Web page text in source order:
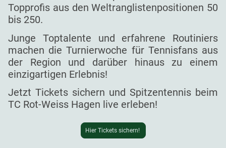
Topprofis aus den Weltranglistenpositionen 50
bis 250.
Junge Toptalente und erfahrene Routiniers
machen die Turnierwoche für Tennisfans aus
der Region und darüber hinaus zu einem
einzigartigen Erlebnis!
Jetzt Tickets sichern und Spitzentennis beim
TC Rot-Weiss Hagen live erleben!
Hier Tickets sichern!